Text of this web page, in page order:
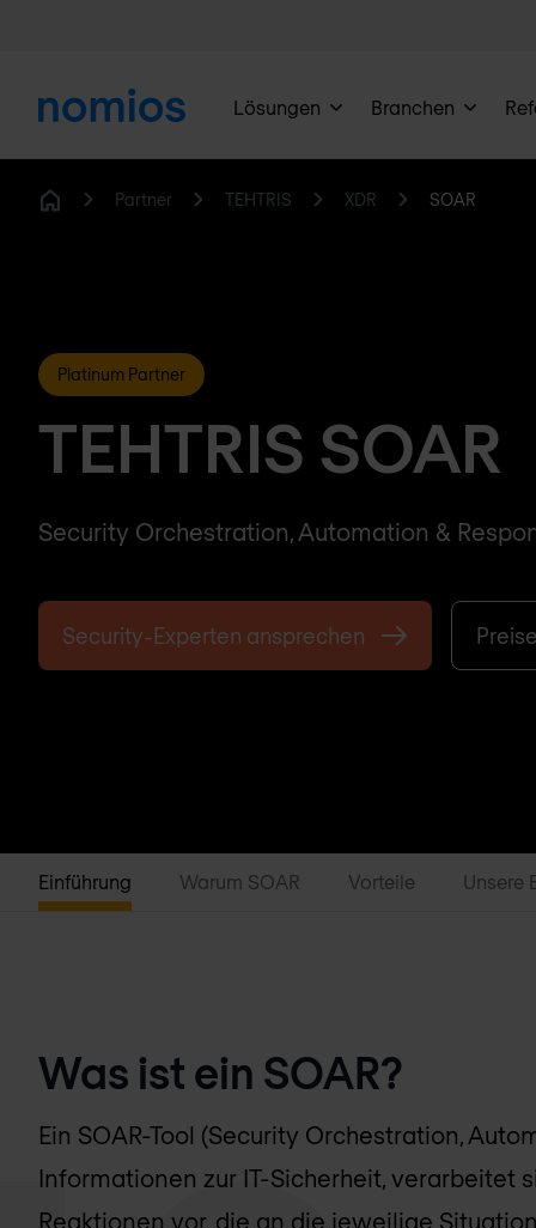
Lösungen Branchen
Partner TEHTRIS XDR SOAR
Platinum Partner
TEHTRIS SOAR
Security Orchestration, Automation &
Security-Experten ansprechen
Einführung Warum SOAR Vorteile Unsere
Was ist ein SOAR?
Ein SOAR-Tool (Security Orchestration,
Informationen zur IT-Sicherheit, verarbeitet
Reaktionen vor, die an die jeweilige